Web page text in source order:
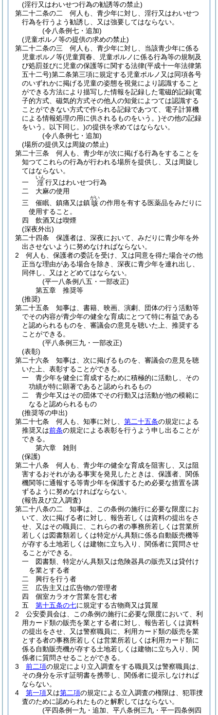
(淫行又はわいせつ行為の勧誘等の禁止)
第二十二条の二
何人も、青少年に対し、淫行又はわいせつ
行為を行うよう勧誘し、又は強要してはならない。
(令八条例七・追加)
(児童ポルノ等の提供の求めの禁止)
第二十二条の三
何人も、青少年に対し、当該青少年に係る
児童ポルノ等(児童買春、児童ポルノに係る行為等の規制及
び処罰並びに児童の保護等に関する法律(平成十一年法律第
五十二号)第二条第三項に規定する児童ポルノ又は同項各号
のいずれかに掲げる児童の姿態を視覚により認識すること
ができる方法により描写した情報を記録した電磁的記録(電
子的方式、磁気的方式その他人の知覚によつては認識する
ことができない方式で作られる記録であつて、電子計算機
による情報処理の用に供されるものをいう。)その他の記録
をいう。以下同じ。)の提供を求めてはならない。
(令八条例七・追加)
(場所の提供又は周旋の禁止)
第二十三条
何人も、青少年が次に掲げる行為をすることを
知つてこれらの行為が行われる場所を提供し、又は周旋し
てはならない。
一
淫
いん
行又はわいせつ行為
二
大麻の使用
三
催眠、鎮痛又は鎮咳
がい
の作用を有する医薬品をみだりに
使用すること。
四
飲酒又は喫煙
(深夜外出)
第二十四条
保護者は、深夜において、みだりに青少年を外
出させないように努めなければならない。
2
何人も、保護者の委託を受け、又は同意を得た場合その他
正当な理由がある場合を除き、深夜に青少年を連れ出し、
同伴し、又はとどめてはならない。
(平一八条例八五・一部改正)
第五章
推奨等
(推奨)
第二十五条
知事は、書籍、映画、演劇、団体の行う活動等
でその内容が青少年の健全な育成にとつて特に有益である
と認められるものを、審議会の意見を聴いた上、推奨する
ことができる。
(平八条例三九・一部改正)
(表彰)
第二十六条
知事は、次に掲げるものを、審議会の意見を聴
いた上、表彰することができる。
一
青少年を健全に育成するために積極的に活動し、その
功績が特に顕著であると認められるもの
二
青少年又はその団体でその行動又は活動が他の模範に
なると認められるもの
(推奨等の申出)
第二十七条
何人も、知事に対し、 第二十五条の規定による
推奨又は前条の規定による表彰を行うよう申し出ることが
できる。
第六章
雑則
(保護)
第二十八条
何人も、青少年の健全な育成を阻害し、又は阻
害するおそれがある事実を発見したときは、保護者、関係
機関等に通報する等青少年を保護するため必要な措置を講
ずるように努めなければならない。
(報告及び立入調査)
第二十八条の二
知事は、この条例の施行に必要な限度にお
いて、次に掲げる者に対し、報告若しくは資料の提出をさ
せ、又はその職員に、これらの者の事務所若しくは営業所
若しくは図書類若しくは特定がん具類に係る自動販売機等
が存する土地若しくは建物に立ち入り、関係者に質問させ
ることができる。
一
図書類、特定がん具類又は危険器具の販売又は貸付け
を業とする者
二
興行を行う者
三
広告主又は広告物の管理者
四
個室カラオケ営業を営む者
五
第十五条の七に規定する古物商又は質屋
2
公安委員会は、この条例の施行に必要な限度において、利
用カード類の販売を業とする者に対し、報告若しくは資料
の提出をさせ、又は警察職員に、利用カード類の販売を業
とする者の事務所若しくは営業所若しくは利用カード類に
係る自動販売機が存する土地若しくは建物に立ち入り、関
係者に質問させることができる。
3
前二項の規定により立入調査をする職員又は警察職員は、
その身分を示す証明書を携帯し、関係者に提示しなければ
ならない。
4
第一項又は第二項の規定による立入調査の権限は、犯罪捜
査のために認められたものと解釈してはならない。
(平四条例一九・追加、平八条例三九・平一四条例四